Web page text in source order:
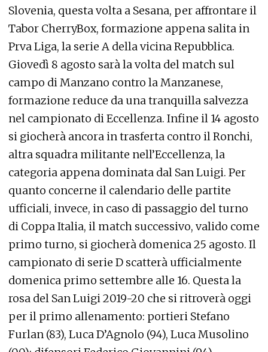
Slovenia, questa volta a Sesana, per affrontare il
Tabor CherryBox, formazione appena salita in
Prva Liga, la serie A della vicina Repubblica.
Giovedì 8 agosto sarà la volta del match sul
campo di Manzano contro la Manzanese,
formazione reduce da una tranquilla salvezza
nel campionato di Eccellenza. Infine il 14 agosto
si giocherà ancora in trasferta contro il Ronchi,
altra squadra militante nell’Eccellenza, la
categoria appena dominata dal San Luigi. Per
quanto concerne il calendario delle partite
ufficiali, invece, in caso di passaggio del turno
di Coppa Italia, il match successivo, valido come
primo turno, si giocherà domenica 25 agosto. Il
campionato di serie D scatterà ufficialmente
domenica primo settembre alle 16. Questa la
rosa del San Luigi 2019-20 che si ritroverà oggi
per il primo allenamento: portieri Stefano
Furlan (83), Luca D’Agnolo (94), Luca Musolino